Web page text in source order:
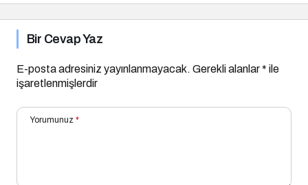
Bir Cevap Yaz
E-posta adresiniz yayınlanmayacak. Gerekli alanlar* ile
işaretlenmişlerdir
Yorumunuz *